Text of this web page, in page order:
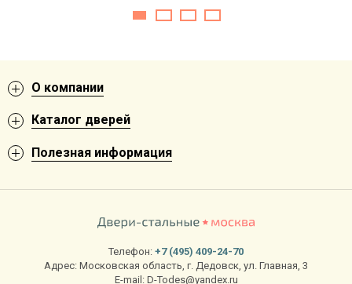
О компании
Каталог дверей
Полезная информация
Телефон: +7 (495) 409-24-70
Адрес: Московская область, г. Дедовск, ул. Главная, 3
E-mail: D-Todes@yandex.ru